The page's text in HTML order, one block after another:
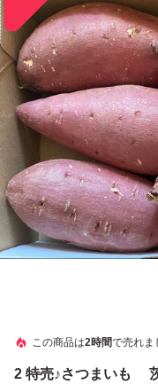
この商品は2時間で売れま
2 特売♪さつまいも